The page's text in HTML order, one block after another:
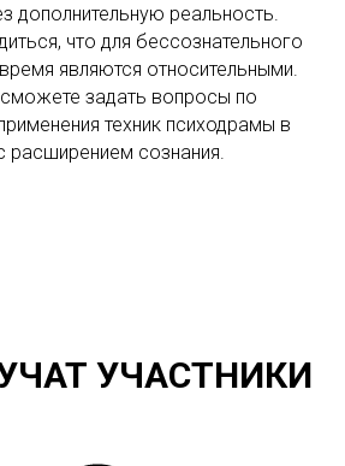
дополнительную реальность.
что для бессознательного
являются относительными.
задать вопросы по
техник психодрамы в
расширением сознания.
УЧАСТНИКИ